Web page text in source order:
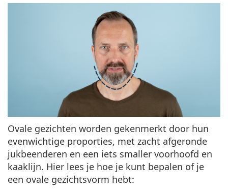
Ovale gezichten worden gekenmerkt door hun
evenwichtige proporties, met zacht afgeronde
jukbeenderen en een iets smaller voorhoofd en
kaaklijn. Hier lees je hoe je kunt bepalen of je
een ovale gezichtsvorm hebt: